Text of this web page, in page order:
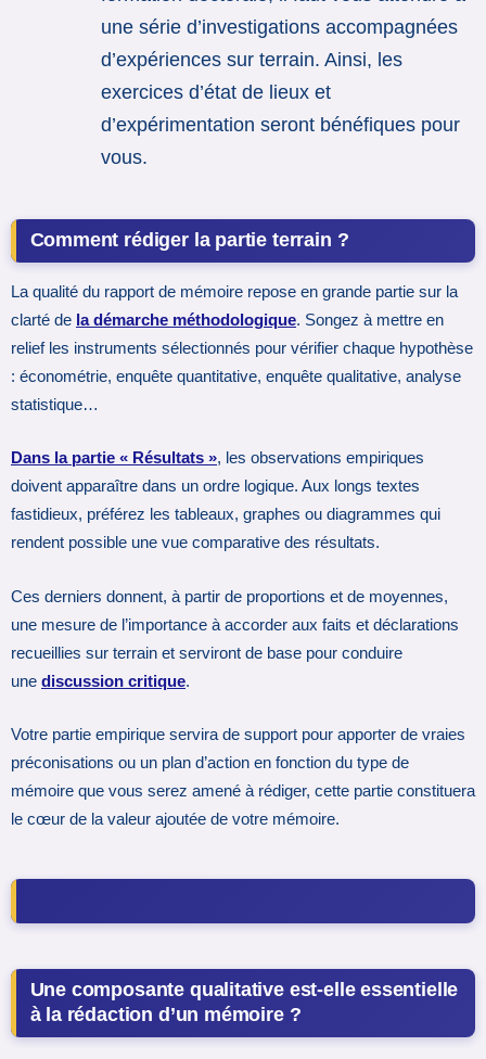
une série d’investigations accompagnées
d’expériences sur terrain. Ainsi, les
exercices d’état de lieux et
d’expérimentation seront bénéfiques pour
vous.
Comment rédiger la partie terrain ?
La qualité du rapport de mémoire repose en grande partie sur la
clarté de la démarche méthodologique. Songez à mettre en
relief les instruments sélectionnés pour vérifier chaque hypothèse
: économétrie, enquête quantitative, enquête qualitative, analyse
statistique…
Dans la partie « Résultats », les observations empiriques
doivent apparaître dans un ordre logique. Aux longs textes
fastidieux, préférez les tableaux, graphes ou diagrammes qui
rendent possible une vue comparative des résultats.
Ces derniers donnent, à partir de proportions et de moyennes,
une mesure de l’importance à accorder aux faits et déclarations
recueillies sur terrain et serviront de base pour conduire
une discussion critique.
Votre partie empirique servira de support pour apporter de vraies
préconisations ou un plan d’action en fonction du type de
mémoire que vous serez amené à rédiger, cette partie constituera
le cœur de la valeur ajoutée de votre mémoire.
Une composante qualitative est-elle essentielle
à la rédaction d’un mémoire ?